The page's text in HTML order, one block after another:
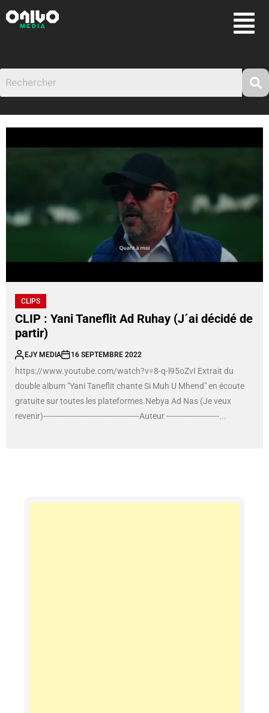
CLIPS
CLIP : Yani Taneflit Ad Ruhay (J´ai décidé de
partir)
EJY MEDIA 16 SEPTEMBRE 2022
https://www.youtube.com/watch?v=8-q-l95oZvI Extrait du
double album "Yani Taneflit chante Si Muh U Mhend" en écoute
gratuite sur toutes les plateformes.Nebya Ad Nas (Je veux
revenir)----------------------------------------Auteur ----------------------...